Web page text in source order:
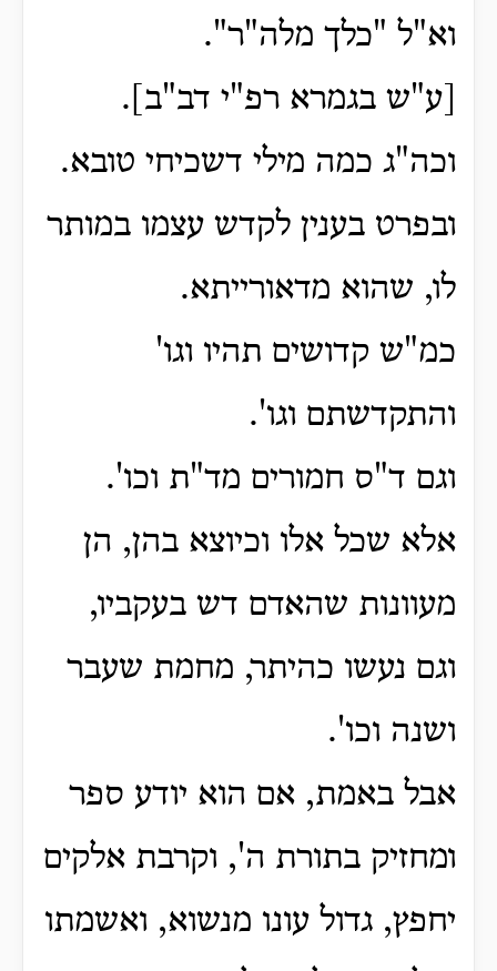
וא"ל "כלך מלה"ר".
[ע"ש בגמרא רפ"י דב"ב].
וכה"ג כמה מילי דשכיחי טובא.
ובפרט בענין לקדש עצמו במותר
לו, שהוא מדאורייתא.
כמ"ש קדושים תהיו וגו'
והתקדשתם וגו'.
וגם ד"ס חמורים מד"ת וכו'.
אלא שכל אלו וכיוצא בהן, הן
מעוונות שהאדם דש בעקביו,
וגם נעשו כהיתר, מחמת שעבר
ושנה וכו'.
אבל באמת, אם הוא יודע ספר
ומחזיק בתורת ה', וקרבת אלקים
יחפץ, גדול עונו מנשוא, ואשמתו